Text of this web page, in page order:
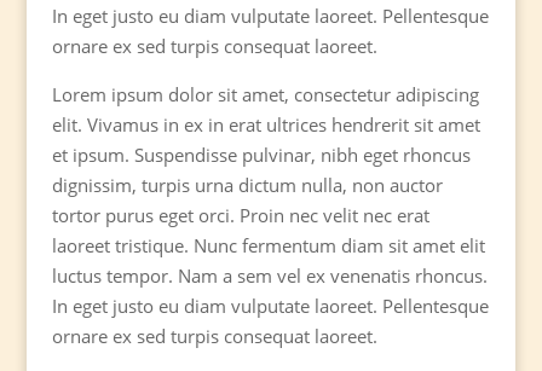
In eget justo eu diam vulputate laoreet. Pellentesque
ornare ex sed turpis consequat laoreet.
Lorem ipsum dolor sit amet, consectetur adipiscing
elit. Vivamus in ex in erat ultrices hendrerit sit amet
et ipsum. Suspendisse pulvinar, nibh eget rhoncus
dignissim, turpis urna dictum nulla, non auctor
tortor purus eget orci. Proin nec velit nec erat
laoreet tristique. Nunc fermentum diam sit amet elit
luctus tempor. Nam a sem vel ex venenatis rhoncus.
In eget justo eu diam vulputate laoreet. Pellentesque
ornare ex sed turpis consequat laoreet.